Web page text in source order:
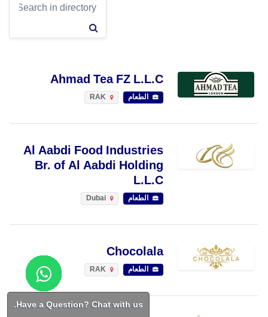
Ahmad Tea FZ L.L.C
الطعام
Al Aabdi Food Industries
Br. of Al Aabdi Holding
L.L.C
الطعام
Chocolala
الطعام
Have a Question? Chat with us.